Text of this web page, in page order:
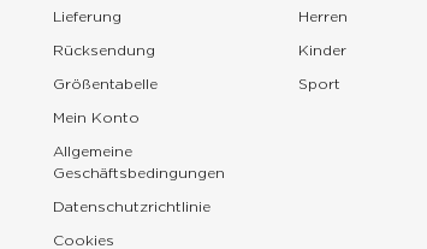
Lieferung
Rücksendung
Größentabelle
Mein Konto
Allgemeine
Geschäftsbedingungen
Datenschutzrichtlinie
Cookies
Herren
Kinder
Sport